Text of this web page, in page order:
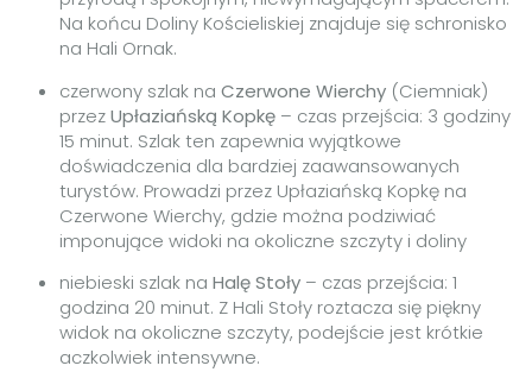
Na końcu Doliny Kościeliskiej znajduje się schronisko
na Hali Ornak.
czerwony szlak na Czerwone Wierchy (Ciemniak)
przezUpłaziańską Kopkę – czas przejścia: 3 godziny
15 minut. Szlak ten zapewnia wyjątkowe
doświadczenia dla bardziej zaawansowanych
turystów. Prowadzi przez Upłaziańską Kopkę na
Czerwone Wierchy, gdzie można podziwiać
imponujące widoki na okoliczne szczyty i doliny
niebieski szlak na Halę Stoły – czas przejścia: 1
godzina 20 minut. Z Hali Stoły roztacza się piękny
widok na okoliczne szczyty, podejście jest krótkie
aczkolwiek intensywne.